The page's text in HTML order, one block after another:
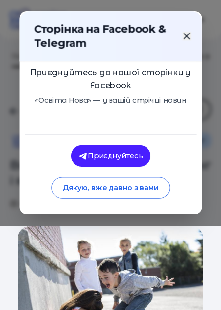
Books will help: Що таке булінг
і як з ним боротися
Сторінка на Facebook &
Telegram
Приєднуйтесь до нашої сторінки у
Facebook
«Освіта Нова» — у вашій стрічці новин
Приєднуйтесь
Дякую, вже давно з вами